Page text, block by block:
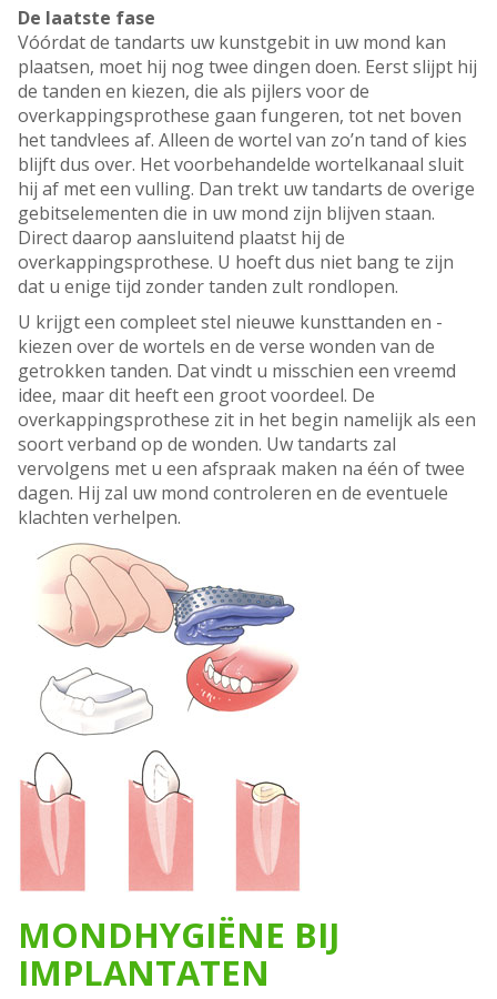
De laatste fase
Vóórdat de tandarts uw kunstgebit in uw mond kan
plaatsen, moet hij nog twee dingen doen. Eerst slijpt hij
de tanden en kiezen, die als pijlers voor de
overkappingsprothese gaan fungeren, tot net boven
het tandvlees af. Alleen de wortel van zo’n tand of kies
blijft dus over. Het voorbehandelde wortelkanaal sluit
hij af met een vulling. Dan trekt uw tandarts de overige
gebitselementen die in uw mond zijn blijven staan.
Direct daarop aansluitend plaatst hij de
overkappingsprothese. U hoeft dus niet bang te zijn
dat u enige tijd zonder tanden zult rondlopen.
U krijgt een compleet stel nieuwe kunsttanden en -
kiezen over de wortels en de verse wonden van de
getrokken tanden. Dat vindt u misschien een vreemd
idee, maar dit heeft een groot voordeel. De
overkappingsprothese zit in het begin namelijk als een
soort verband op de wonden. Uw tandarts zal
vervolgens met u een afspraak maken na één of twee
dagen. Hij zal uw mond controleren en de eventuele
klachten verhelpen.
MONDHYGIËNE BIJ
IMPLANTATEN